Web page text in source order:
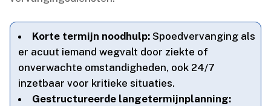
Korte termijn noodhulp: Spoedvervanging als
er acuut iemand wegvalt door ziekte of
onverwachte omstandigheden, ook 24/7
inzetbaar voor kritieke situaties.​
Gestructureerde langetermijnplanning: